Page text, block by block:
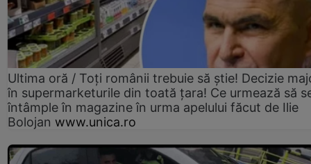
Ultima oră / Toți românii trebuie să știe! Decizie
în supermarketurile din toată țara! Ce urmează să
întâmple în magazine în urma apelului făcut de Ilie
Bolojan www.unica.ro